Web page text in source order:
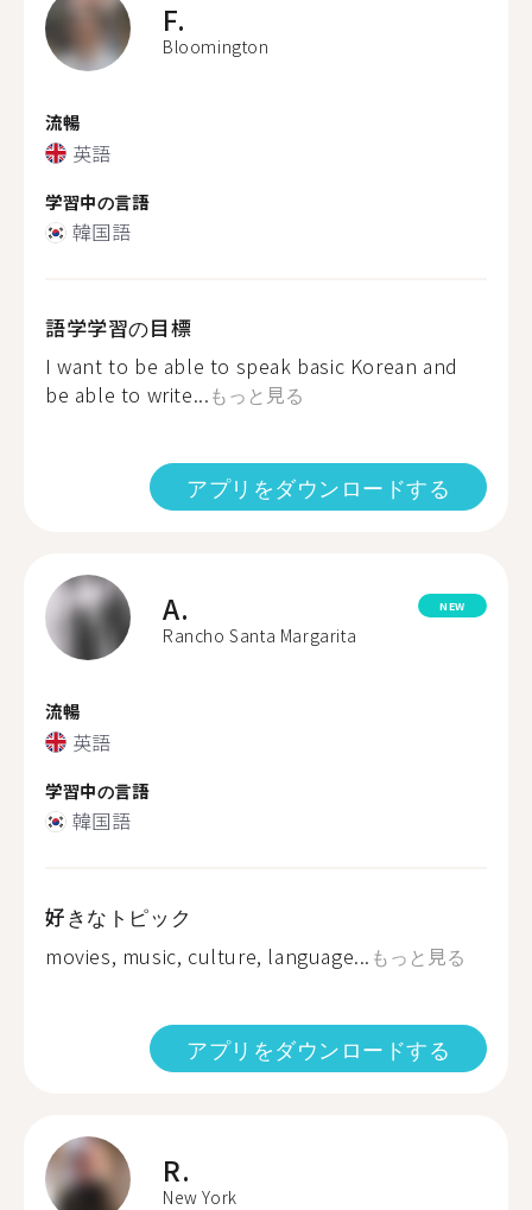
F.
Bloomington
流暢
英語
学習中の言語
韓国語
語学学習の目標
I want to be able to speak basic Korean and
be able to write...もっと見る
アプリをダウンロードする
A.
Rancho Santa Margarita
NEW
流暢
英語
学習中の言語
韓国語
好きなトピック
movies, music, culture, language... もっと見る
アプリをダウンロードする
R.
New York